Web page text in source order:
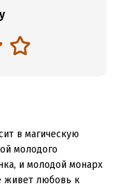
в магическую
молодого
и молодой монарх
живет любовь к